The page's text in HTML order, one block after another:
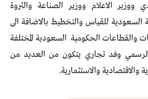
ووزير الاعلام ووزير الصناعة والثروة
السعودية للقياس والتخطيط بالاضافة الى
والقطاعات الحكومية السعودية المختلفة
وفد تجاري يتكون من العديد من
والاقتصادية والاستثمارية.